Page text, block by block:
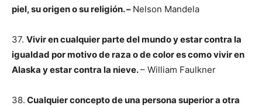
piel, su origen o su religión. – Nelson Mandela
37. Vivir en cualquier parte del mundo y estar contra la
igualdad por motivo de raza o de color es como vivir en
Alaska y estar contra la nieve.– William Faulkner
38. Cualquier concepto de una persona superior a otra